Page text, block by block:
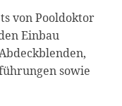
von Pooldoktor
Einbau
sowie